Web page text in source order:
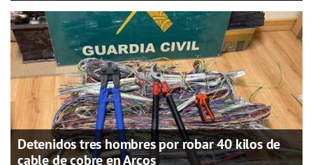
Detenidos tres hombres por robar 40 kilos de
cable de cobre en Arcos